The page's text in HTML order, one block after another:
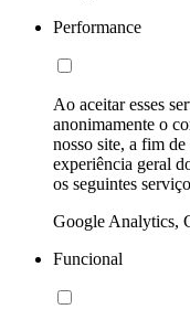
Performance
Ao aceitar esses
anonimamente o
nosso site, a fim
experiência geral
os seguintes
Google Analytics,
Funcional